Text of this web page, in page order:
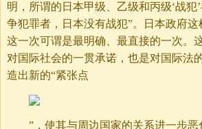
明，所谓的日本甲级、乙级和丙级‘战犯
争犯罪者，日本没有战犯”。日本政府这
这一次可谓是最明确、最直接的一次。
对国际社会的一贯承诺，也是对国际法
造出新的“紧张点
”，使其与周边国家的关系进一步恶